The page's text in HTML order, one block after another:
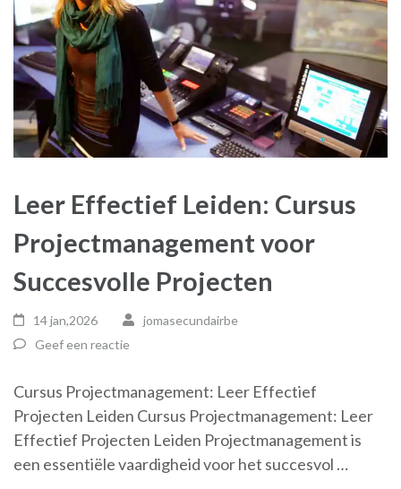
Leer Effectief Leiden: Cursus
Projectmanagement voor
Succesvolle Projecten
14 jan,2026
jomasecundairbe
Geef een reactie
Cursus Projectmanagement: Leer Effectief
Projecten Leiden Cursus Projectmanagement: Leer
Effectief Projecten Leiden Projectmanagement is
een essentiële vaardigheid voor het succesvol …